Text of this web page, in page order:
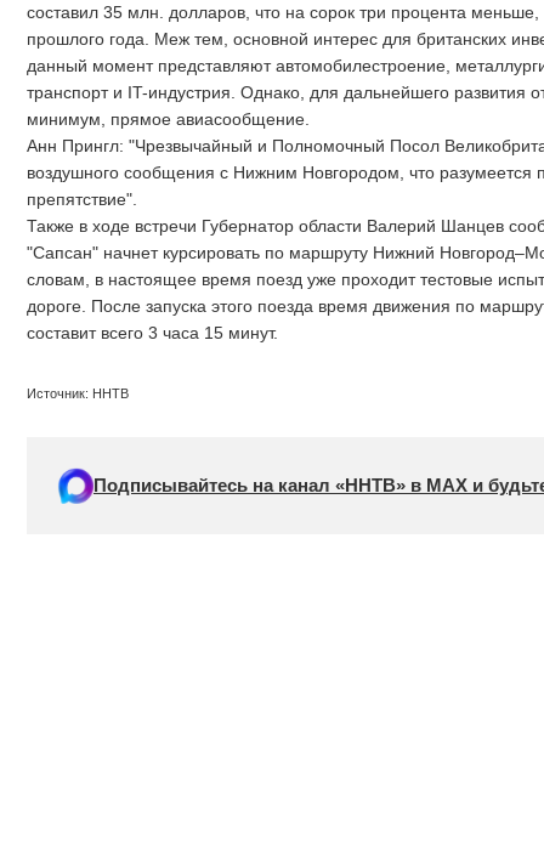
составил 35 млн. долларов, что на сорок три процента
прошлого года. Меж тем, основной интерес для британских
данный момент представляют автомобилестроение,
транспорт и IT-индустрия. Однако, для дальнейшего развития
минимум, прямое авиасообщение.
Анн Прингл: "Чрезвычайный и Полномочный Посол
воздушного сообщения с Нижним Новгородом, что разумеется
препятствие".
Также в ходе встречи Губернатор области Валерий Шанцев
"Сапсан" начнет курсировать по маршруту Нижний
словам, в настоящее время поезд уже проходит тестовые
дороге. После запуска этого поезда время движения по
составит всего 3 часа 15 минут.
Источник: ННТВ
Подписывайтесь на канал «ННТВ» в МАХ и